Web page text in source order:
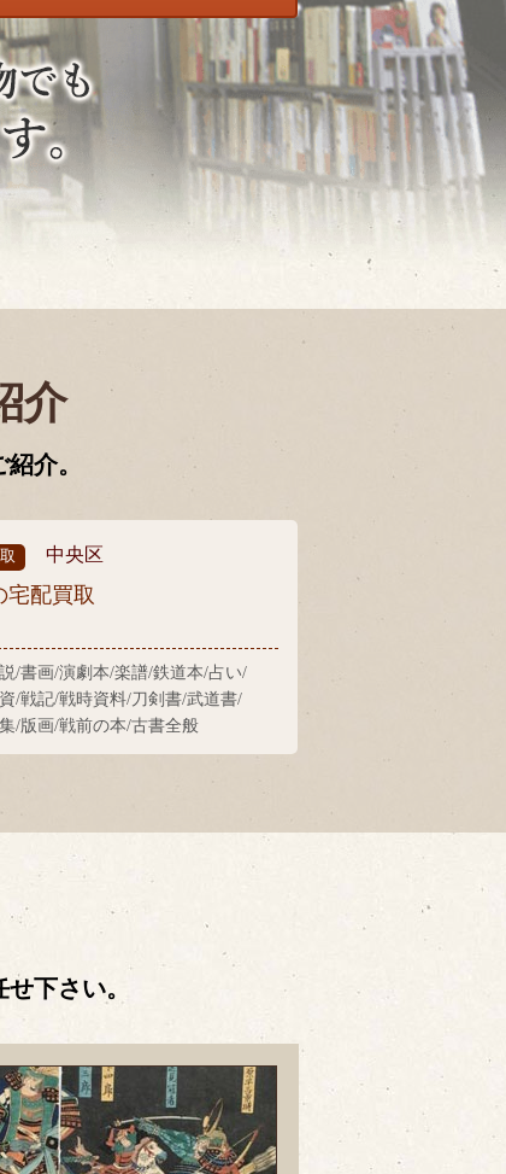
介
介。
中央区
宅配買取
/書画/演劇本/楽譜/鉄道本/占い/
/戦記/戦時資料/刀剣書/武道書/
/版画/戦前の本/古書全般
下さい。